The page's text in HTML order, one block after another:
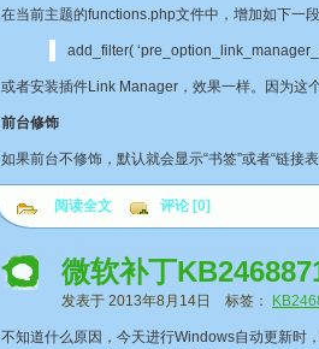
在当前主题的functions.php文件中，增加如下一段
add_filter(
或者安装插件Link Manager，效果一样。因为这
前台修饰
如果前台不修饰，默认就会显示“书签”或者“链
阅读全文 评论 [0]
微软补丁
发表于 2013年8月14日 标签：
不知道什么原因，今天进行Windows自动更新时